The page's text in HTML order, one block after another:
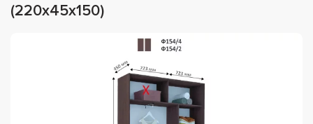
(220х45х150)